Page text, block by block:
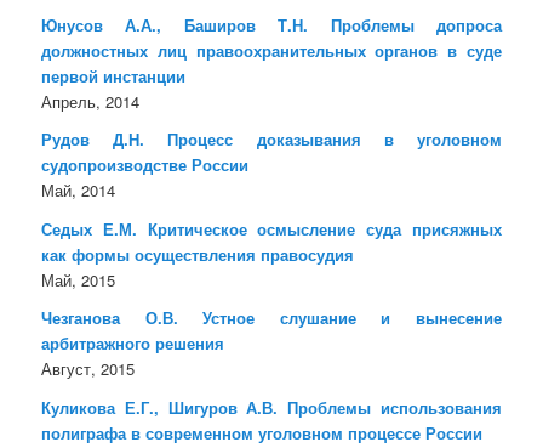
Юнусов А.А., Баширов Т.Н. Проблемы допроса
должностных лиц правоохранительных органов в суде
первой инстанции
Апрель, 2014
Рудов Д.Н. Процесс доказывания в уголовном
судопроизводстве России
Май, 2014
Седых Е.М. Критическое осмысление суда присяжных
как формы осуществления правосудия
Май, 2015
Чезганова О.В. Устное слушание и вынесение
арбитражного решения
Август, 2015
Куликова Е.Г., Шигуров А.В. Проблемы использования
полиграфа в современном уголовном процессе России